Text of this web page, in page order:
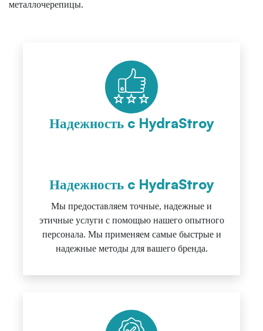
металлочерепицы.
Надежность c HydraStroy
Надежность c HydraStroy
Мы предоставляем точные, надежные и
этичные услуги с помощью нашего опытного
персонала. Мы применяем самые быстрые и
надежные методы для вашего бренда.